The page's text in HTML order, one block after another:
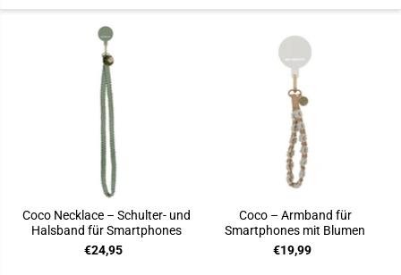
Coco Necklace – Schulter- und
Halsband für Smartphones
€24,95
Coco – Armband für
Smartphones mit Blumen
€19,99